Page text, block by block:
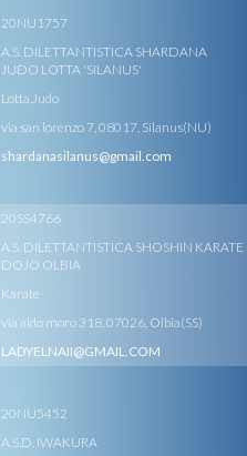
20NU1757
A.S. DILETTANTISTICA SHARDANA
JUDO LOTTA 'SILANUS'
Lotta,Judo
via san lorenzo 7, 08017, Silanus(NU)
shardanasilanus@gmail.com
20SS4766
A.S. DILETTANTISTICA SHOSHIN KARATE
DOJO OLBIA
Karate
via aldo moro 318, 07026, Olbia(SS)
LADYELNAII@GMAIL.COM
20NU5452
A.S.D. IWAKURA